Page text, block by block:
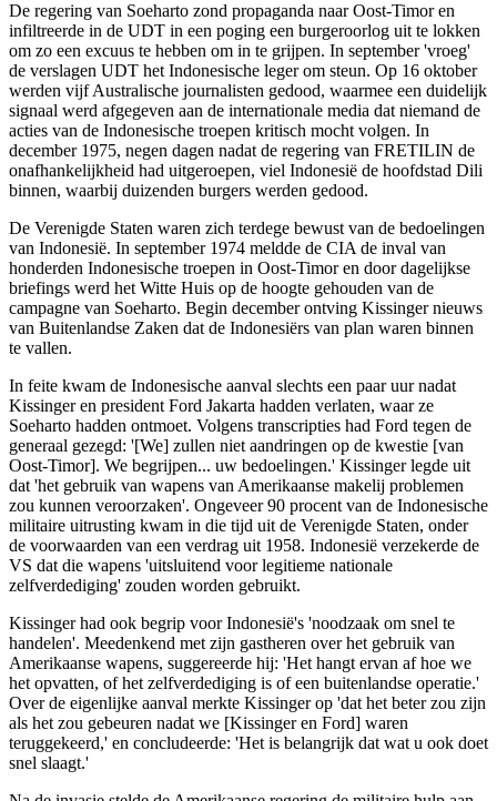
De regering van Soeharto zond propaganda naar Oost-Timor en
infiltreerde in de UDT in een poging een burgeroorlog uit te lokken
om zo een excuus te hebben om in te grijpen. In september 'vroeg'
de verslagen UDT het Indonesische leger om steun. Op 16 oktober
werden vijf Australische journalisten gedood, waarmee een duidelijk
signaal werd afgegeven aan de internationale media dat niemand de
acties van de Indonesische troepen kritisch mocht volgen. In
december 1975, negen dagen nadat de regering van FRETILIN de
onafhankelijkheid had uitgeroepen, viel Indonesië de hoofdstad Dili
binnen, waarbij duizenden burgers werden gedood.
De Verenigde Staten waren zich terdege bewust van de bedoelingen
van Indonesië. In september 1974 meldde de CIA de inval van
honderden Indonesische troepen in Oost-Timor en door dagelijkse
briefings werd het Witte Huis op de hoogte gehouden van de
campagne van Soeharto. Begin december ontving Kissinger nieuws
van Buitenlandse Zaken dat de Indonesiërs van plan waren binnen
te vallen.
In feite kwam de Indonesische aanval slechts een paar uur nadat
Kissinger en president Ford Jakarta hadden verlaten, waar ze
Soeharto hadden ontmoet. Volgens transcripties had Ford tegen de
generaal gezegd: '[We] zullen niet aandringen op de kwestie [van
Oost-Timor]. We begrijpen... uw bedoelingen.' Kissinger legde uit
dat 'het gebruik van wapens van Amerikaanse makelij problemen
zou kunnen veroorzaken'. Ongeveer 90 procent van de Indonesische
militaire uitrusting kwam in die tijd uit de Verenigde Staten, onder
de voorwaarden van een verdrag uit 1958. Indonesië verzekerde de
VS dat die wapens 'uitsluitend voor legitieme nationale
zelfverdediging' zouden worden gebruikt.
Kissinger had ook begrip voor Indonesië's 'noodzaak om snel te
handelen'. Meedenkend met zijn gastheren over het gebruik van
Amerikaanse wapens, suggereerde hij: 'Het hangt ervan af hoe we
het opvatten, of het zelfverdediging is of een buitenlandse operatie.'
Over de eigenlijke aanval merkte Kissinger op 'dat het beter zou zijn
als het zou gebeuren nadat we [Kissinger en Ford] waren
teruggekeerd,' en concludeerde: 'Het is belangrijk dat wat u ook doet
snel slaagt.'